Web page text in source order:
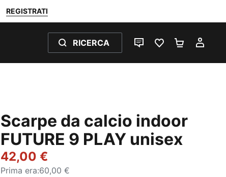
REGISTRATI
RICERCA
CHAT PREFERITI 0
Scarpe da calcio indoor
FUTURE 9 PLAY unisex
42,00 €
Prima era:60,00 €